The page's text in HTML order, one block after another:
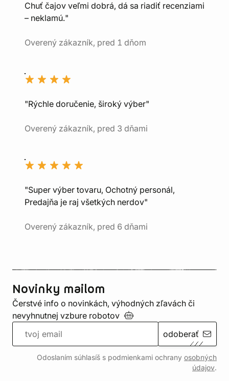
Chuť čajov veľmi dobrá, dá sa riadiť recenziami
– neklamú."
Overený zákazník, pred 1 dňom
"Rýchle doručenie, široký výber"
Overený zákazník, pred 3 dňami
"Super výber tovaru, Ochotný personál,
Predajňa je raj všetkých nerdov"
Overený zákazník, pred 6 dňami
Novinky mailom
Čerstvé info o novinkách, výhodných zľavách či
nevyhnutnej vzbure robotov
odoberať
Odoslaním súhlasíš s podmienkami ochrany osobných
údajov.